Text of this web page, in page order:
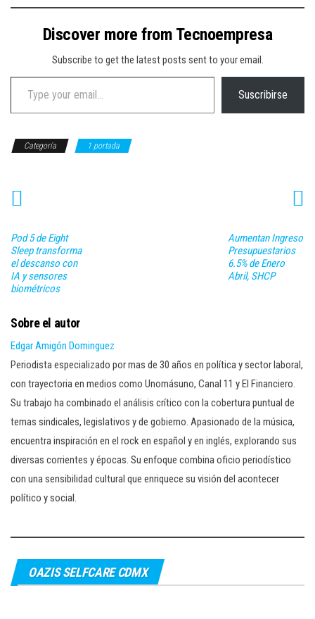
Discover more from Tecnoempresa
Subscribe to get the latest posts sent to your email.
Type your email…
Suscribirse
Categoría 1 portada
Pod 5 de Eight
Sleep transforma
el descanso con
IA y sensores
biométricos
Aumentan Ingreso
Presupuestarios
6.5% de Enero
Abril, SHCP
Sobre el autor
Edgar Amigón Dominguez
Periodista especializado por mas de 30 años en política y sector laboral,
con trayectoria en medios como Unomásuno, Canal 11 y El Financiero.
Su trabajo ha combinado el análisis crítico con la cobertura puntual de
temas sindicales, legislativos y de gobierno. Apasionado de la música,
encuentra inspiración en el rock en español y en inglés, explorando sus
diversas corrientes y épocas. Su enfoque combina oficio periodístico
con una sensibilidad cultural que enriquece su visión del acontecer
político y social.
OAZIS SELFCARE CDMX